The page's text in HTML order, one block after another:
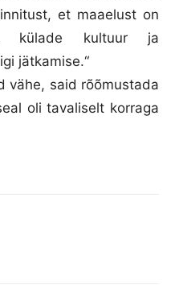
et maaelust on
külade kultuur ja
jätkamise.“
vähe, said rõõmustada
oli tavaliselt korraga